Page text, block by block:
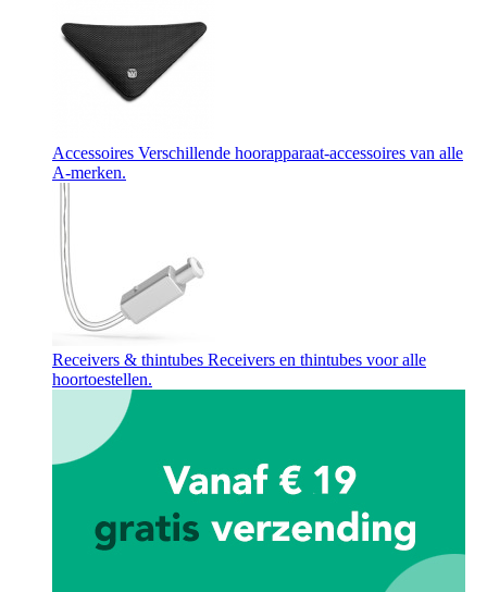
Accessoires Verschillende hoorapparaat-accessoires van alle
A-merken.
Receivers & thintubes Receivers en thintubes voor alle
hoortoestellen.